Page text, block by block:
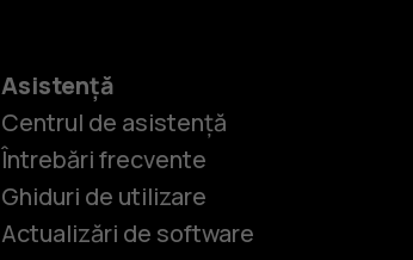
Asistență
Centrul de asistență
Întrebări frecvente
Ghiduri de utilizare
Actualizări de software